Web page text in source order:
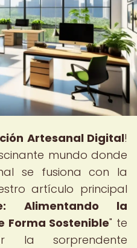
Artesanal Digital!
mundo donde
se fusiona con la
artículo principal
Alimentando la
Forma Sostenible" te
la sorprendente